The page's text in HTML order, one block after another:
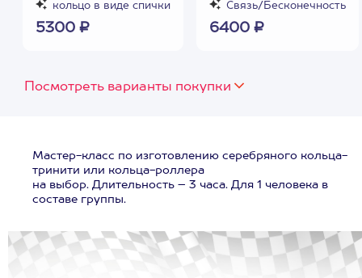
кольцо в виде спички
5300 ₽
Связь/Бесконечность
6400 ₽
Посмотреть варианты покупки
Мастер-класс по изготовлению серебряного кольца-
тринити или кольца-роллера
на выбор. Длительность – 3 часа. Для 1 человека в
составе группы.